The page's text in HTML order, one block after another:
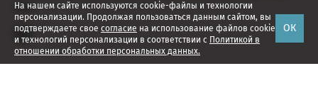
На нашем сайте используются cookie-файлы и технологии
персонализации. Продолжая пользоваться данным сайтом, вы
подтверждаете свое согласие на использование файлов cookie
и технологий персонализации в соответствии с Политикой в
отношении обработки персональных данных.
ОК
2026